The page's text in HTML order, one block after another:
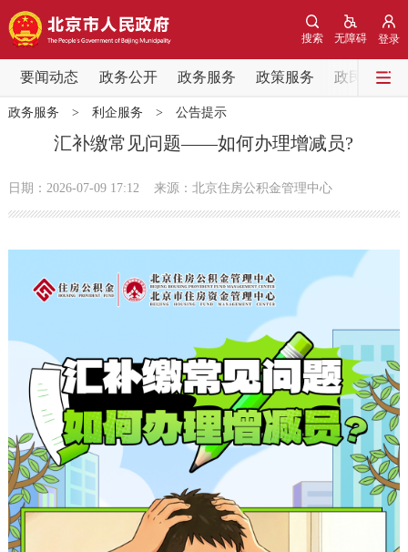
登录
无障碍
搜索
要闻动态 政务公开 政务服务 政策服务 政民互动
要闻动态
党中央精神 国务院信息
政务公开
政策兑现 政策解读 回应关切
决策公开 专题公开
政务服务
法人服务
政务服务 > 利企服务 > 公告提示
汇补缴常见问题——如何办理增减员?
日期：2026-07-09 17:12 来源：北京住房公积金管理中心